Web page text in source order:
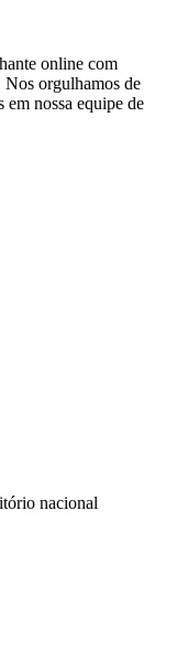
online com
Nos orgulhamos de
em nossa equipe de
nacional